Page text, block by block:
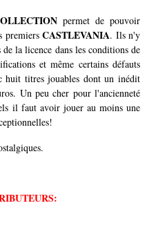
permet de pouvoir
premiersCASTLEVANIA. Ils n'y
la licence dans les conditions de
et même certains défauts
huit titres jouables dont un inédit
Un peu cher pour l'ancienneté
il faut avoir jouer au moins une